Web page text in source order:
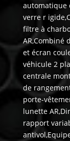
automatique
verre r
filtre à
AR,Combiné
et écran
véhicule 2
centrale
de
porte-
lunette
rapport